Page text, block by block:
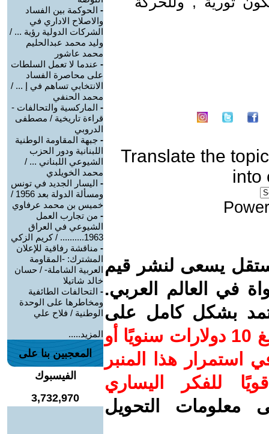
Translate the topic
into
يسعى لنشر قيم
في العالم العربي.
بشكل كامل على
ساهم/ي معنا! بدعمكم بمبلغ 10 دولارات سنويًا أو
استمرار هذا المنبر
للفكر اليساري
معلومات التحويل
- الحوكمة بين الفساد
والاصلاح الاداري في
الشركات الدولية رؤية ... /
وليد محمد عبدالحليم
محمد عاشور
- عندما لا تعمل السلطات
على محاصرة الفساد
الانتخابي تساهم في إ ... /
محمد الحنفي
- الماركسية والتحالفات -
قراءة تاريخية / مصطفى
الدروبي
- جبهة المقاومة الوطنية
اللبنانية ودور الحزب
الشيوعي اللبناني ... /
محمد الخويلدي
- اليسار الجديد في تونس
ومسألة الدولة بعد 1956 /
خميس بن محمد عرفاوي
- من تجارب العمل
الشيوعي في العراق
1963.......... / كريم الزكي
- مناقشة رفاقية للإعلان
المشترك: -المقاومة
العربية الشاملة- / حسان
خالد شاتيلا
- التحالفات الطائفية
ومخاطرها على الوحدة
الوطنية / فلاح علي
المزيد.....
المعجبين بنا على
الفيسبوك
3,732,970